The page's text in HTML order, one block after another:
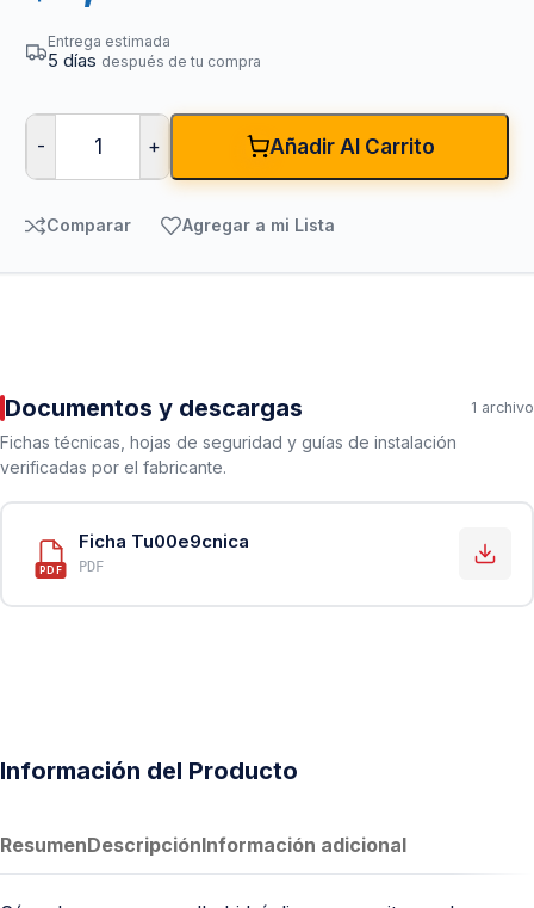
Entrega estimada
5 días después de tu compra
- + Añadir Al Carrito
Comparar Agregar a mi Lista
Documentos y descargas 1 archivo
Fichas técnicas, hojas de seguridad y guías de instalación
verificadas por el fabricante.
PDF
Ficha Tu00e9cnica
PDF
Información del Producto
ResumenDescripciónInformación adicional